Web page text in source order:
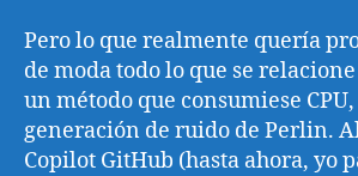
Pero lo que realmente quería
de moda todo lo que se
un método que consumiese
generación de ruido de Perlin.
Copilot GitHub (hasta ahora, yo